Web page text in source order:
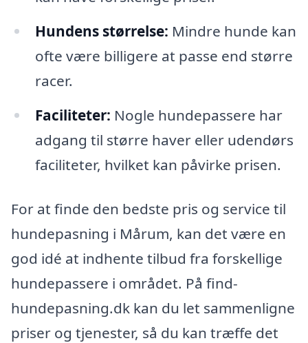
Hundens størrelse: Mindre hunde kan
ofte være billigere at passe end større
racer.
Faciliteter: Nogle hundepassere har
adgang til større haver eller udendørs
faciliteter, hvilket kan påvirke prisen.
For at finde den bedste pris og service til
hundepasning i Mårum, kan det være en
god idé at indhente tilbud fra forskellige
hundepassere i området. På find-
hundepasning.dk kan du let sammenligne
priser og tjenester, så du kan træffe det